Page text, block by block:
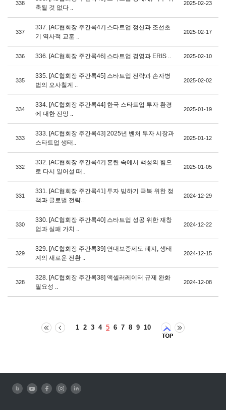
338
축될 것 없다 ..
2025-02-23
337
337. [AC협회장 주간록47] 스타트업 정신과 조선초
기 역사적 교훈 ..
2025-02-17
336 336. [AC협회장 주간록46] 스타트업 경영과 ERIS .. 2025-02-10
335
335. [AC협회장 주간록45] 스타트업 전략과 손자병
법의 오사칠계 ..
2025-02-02
334
334. [AC협회장 주간록44] 한국 스타트업 투자 환경
에 대한 전망 ..
2025-01-19
333
333. [AC협회장 주간록43] 2025년 벤처 투자 시장과
스타트업 생태..
2025-01-12
332
332. [AC협회장 주간록42] 혼란 속에서 백성의 힘으
로 다시 일어설 때..
2025-01-05
331
331. [AC협회장 주간록41] 투자 빙하기 극복 위한 정
책과 글로벌 전략..
2024-12-29
330
330. [AC협회장 주간록40] 스타트업 성공 위한 재창
업과 실패 가치 ..
2024-12-22
329
329. [AC협회장 주간록39] 연대보증제도 폐지, 생태
계의 새로운 전환 ..
2024-12-15
328
328. [AC협회장 주간록38] 액셀러레이터 규제 완화
필요성 ..
2024-12-08
1 2 3 4 5 6 7 8 9 10